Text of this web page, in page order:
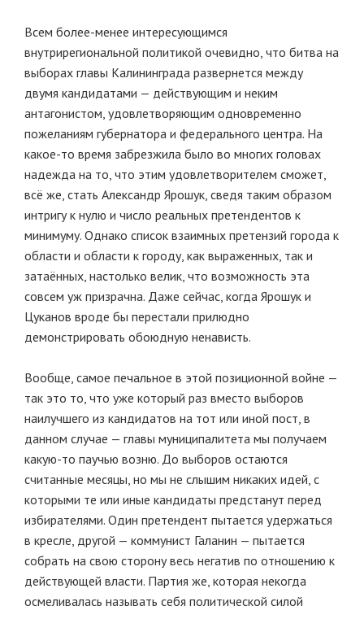
Всем более-менее интересующимся
внутрирегиональной политикой очевидно, что битва на
выборах главы Калининграда развернется между
двумя кандидатами — действующим и неким
антагонистом, удовлетворяющим одновременно
пожеланиям губернатора и федерального центра. На
какое-то время забрезжила было во многих головах
надежда на то, что этим удовлетворителем сможет,
всё же, стать Александр Ярошук, сведя таким образом
интригу к нулю и число реальных претендентов к
минимуму. Однако список взаимных претензий города к
области и области к городу, как выраженных, так и
затаённых, настолько велик, что возможность эта
совсем уж призрачна. Даже сейчас, когда Ярошук и
Цуканов вроде бы перестали прилюдно
демонстрировать обоюдную ненависть.
Вообще, самое печальное в этой позиционной войне —
так это то, что уже который раз вместо выборов
наилучшего из кандидатов на тот или иной пост, в
данном случае — главы муниципалитета мы получаем
какую-то паучью возню. До выборов остаются
считанные месяцы, но мы не слышим никаких идей, с
которыми те или иные кандидаты предстанут перед
избирателями. Один претендент пытается удержаться
в кресле, другой — коммунист Галанин — пытается
собрать на свою сторону весь негатив по отношению к
действующей власти. Партия же, которая некогда
осмеливалась называть себя политической силой